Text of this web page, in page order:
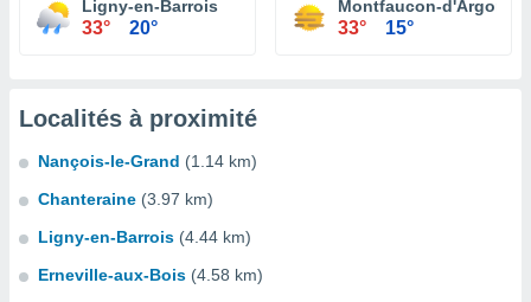
Ligny-en-Barrois
33° 20°
Montfaucon-d'Argonne
33° 15°
Localités à proximité
Nançois-le-Grand (1.14 km)
Chanteraine (3.97 km)
Ligny-en-Barrois (4.44 km)
Erneville-aux-Bois (4.58 km)